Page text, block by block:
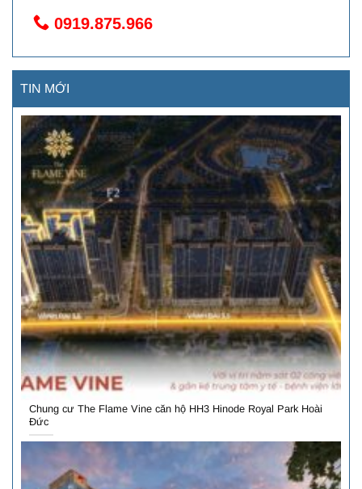
0919.875.966
TIN MỚI
Chung cư The Flame Vine căn hộ HH3 Hinode Royal Park Hoài
Đức